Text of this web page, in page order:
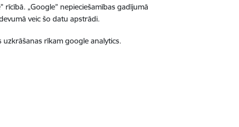
„Google” nepieciešamības gadījumā
veic šo datu apstrādi.
rīkam google analytics.